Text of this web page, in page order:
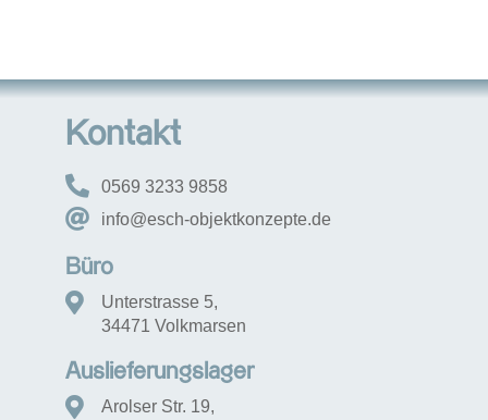
Kontakt
0569 3233 9858
info@esch-objektkonzepte.de
Büro
Unterstrasse 5,
34471 Volkmarsen
Auslieferungslager
Arolser Str. 19,